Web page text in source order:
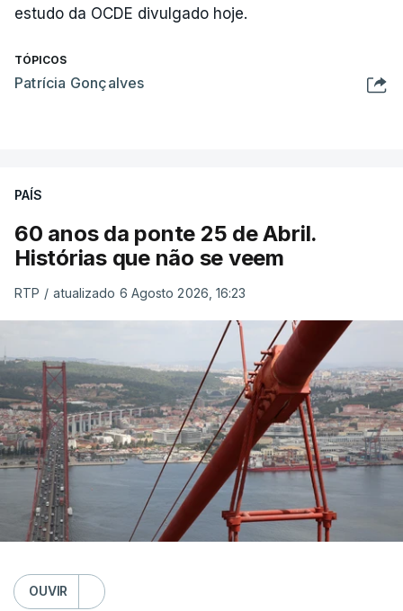
estudo da OCDE divulgado hoje.
TÓPICOS
Patrícia Gonçalves
PAÍS
60 anos da ponte 25 de Abril.
Histórias que não se veem
RTP / atualizado 6 Agosto 2026, 16:23
OUVIR